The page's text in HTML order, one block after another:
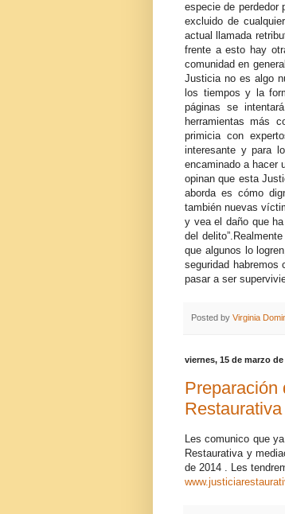
especie de perdedor
excluido de
actual llamada
frente a esto hay
comunidad en
Justicia no es algo
los tiempos y la
páginas se
herramientas más
primicia con
interesante y para
encaminado a hacer
opinan que esta
aborda es cómo
también nuevas
y vea el daño que
del
que algunos lo
seguridad habremos
pasar a ser
Posted by Virginia
viernes, 15 de marzo de
Preparación
Les comunico que
Restaurativa y
de 2014 . Les